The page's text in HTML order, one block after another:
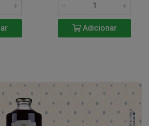
Adicionar